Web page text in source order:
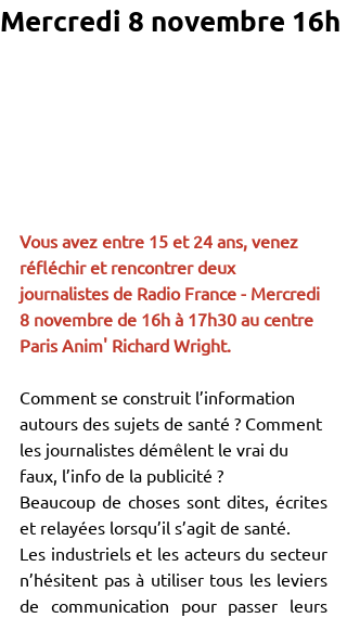
Mercredi 8 novembre 16h
Vous avez entre 15 et 24 ans, venez
réfléchir et rencontrer deux
journalistes de Radio France - Mercredi
8 novembre de 16h à 17h30 au centre
Paris Anim' Richard Wright.
Comment se construit l’information
autours des sujets de santé ? Comment
les journalistes démêlent le vrai du
faux, l’info de la publicité ?
Beaucoup de choses sont dites, écrites
et relayées lorsqu’il s’agit de santé.
Les industriels et les acteurs du secteur
n’hésitent pas à utiliser tous les leviers
de communication pour passer leurs